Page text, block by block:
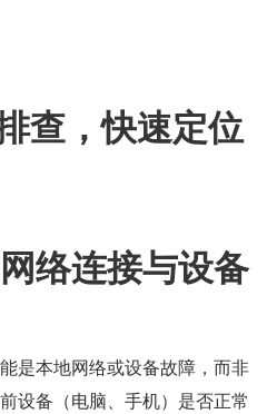
查，快速定位
络连接与设备
是本地网络或设备故障，而非
设备（电脑、手机）是否正常